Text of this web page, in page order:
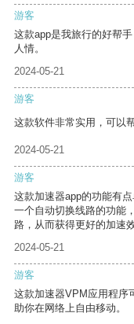
游客
这款app是我旅行的好帮
人情。
2024-05-21
游客
这款软件非常实用，可以
2024-05-21
游客
这款加速器app的功能有
一个自动切换线路的功能
路，从而获得更好的加速效
2024-05-21
游客
这款加速器VPM应用程序
助你在网络上自由移动。